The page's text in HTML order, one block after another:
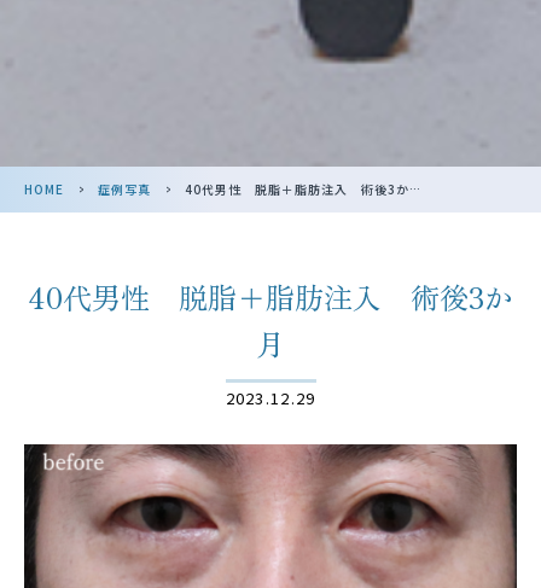
HOME > 症例写真 > 40代男性 脱脂＋脂肪注入 術後3か月
40代男性 脱脂＋脂肪注入 術後3か
月
2023.12.29